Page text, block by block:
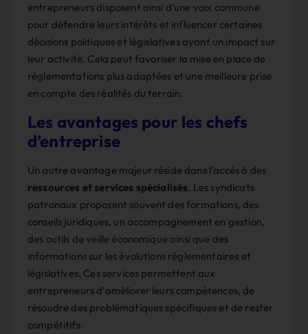
entrepreneurs disposent ainsi d’une voix commune
pour défendre leurs intérêts et influencer certaines
décisions politiques et législatives ayant un impact sur
leur activité. Cela peut favoriser la mise en place de
réglementations plus adaptées et une meilleure prise
en compte des réalités du terrain.
Les avantages pour les chefs
d’entreprise
Un autre avantage majeur réside dans l’accès à des
ressources et services spécialisés. Les syndicats
patronaux proposent souvent des formations, des
conseils juridiques, un accompagnement en gestion,
des outils de veille économique ainsi que des
informations sur les évolutions réglementaires et
législatives. Ces services permettent aux
entrepreneurs d’améliorer leurs compétences, de
résoudre des problématiques spécifiques et de rester
compétitifs.